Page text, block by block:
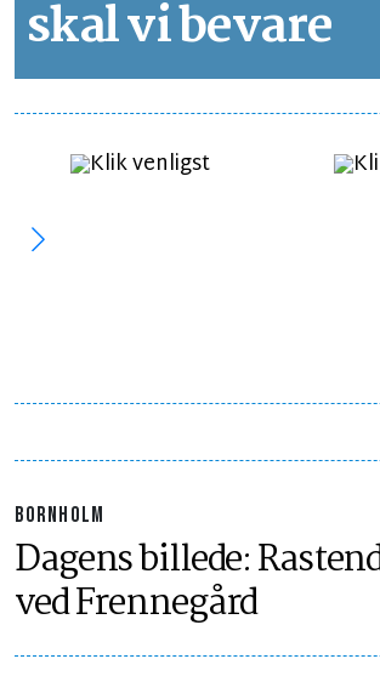
skal vi bevare
BORNHOLM
Dagens billede:
ved Frennegård